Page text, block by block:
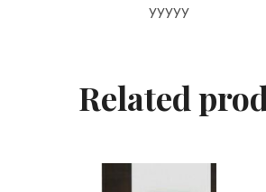
yyyyy
Related